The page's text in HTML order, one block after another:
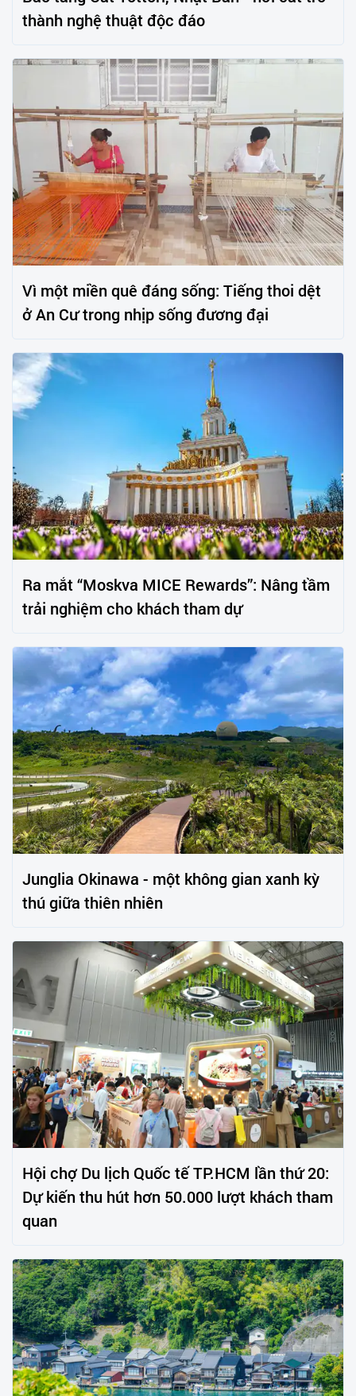
thành nghệ thuật độc đáo
Vì một miền quê đáng sống: Tiếng thoi dệt
ở An Cư trong nhịp sống đương đại
Ra mắt “Moskva MICE Rewards”: Nâng tầm
trải nghiệm cho khách tham dự
Junglia Okinawa - một không gian xanh kỳ
thú giữa thiên nhiên
Hội chợ Du lịch Quốc tế TP.HCM lần thứ 20:
Dự kiến thu hút hơn 50.000 lượt khách tham
quan